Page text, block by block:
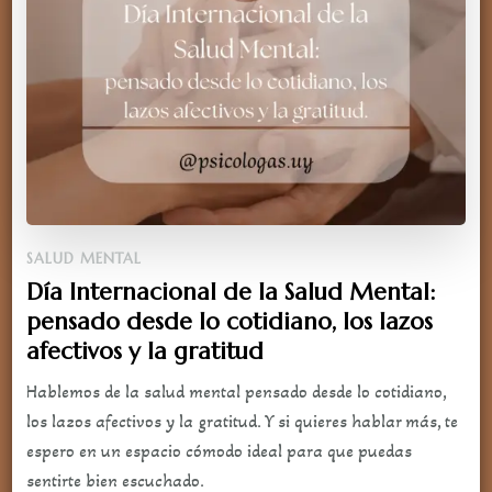
SALUD MENTAL
Día Internacional de la Salud Mental:
pensado desde lo cotidiano, los lazos
afectivos y la gratitud
Hablemos de la salud mental pensado desde lo cotidiano,
los lazos afectivos y la gratitud. Y si quieres hablar más, te
espero en un espacio cómodo ideal para que puedas
sentirte bien escuchado.